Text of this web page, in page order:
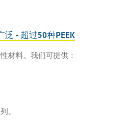
泛 - 超过50种PEEK
材料。我们可提供：
。